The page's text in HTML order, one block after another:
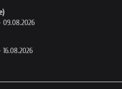
09.08.2026
16.08.2026